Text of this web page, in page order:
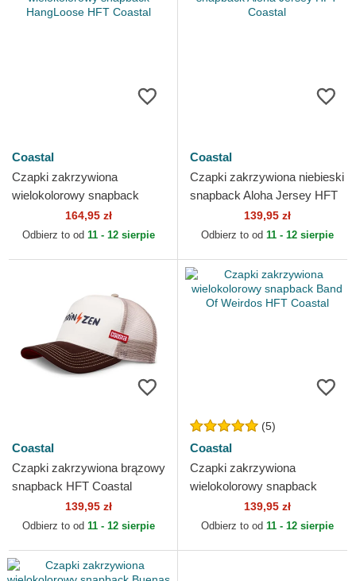
Coastal
Czapki zakrzywiona
wielokolorowy snapback
HangLoose HFT Coastal
164,95 zł
Odbierz to od 11 - 12 sierpie
Coastal
Czapki zakrzywiona niebieski
snapback Aloha Jersey HFT
139,95 zł
Odbierz to od 11 - 12 sierpie
Coastal
Czapki zakrzywiona brązowy
snapback HFT Coastal
139,95 zł
Odbierz to od 11 - 12 sierpie
(5)
Coastal
Czapki zakrzywiona
wielokolorowy snapback
Band Of Weirdos HFT
Coastal
139,95 zł
Odbierz to od 11 - 12 sierpie